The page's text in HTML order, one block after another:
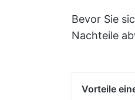
Bevor Sie
Nachteile
Vorteile